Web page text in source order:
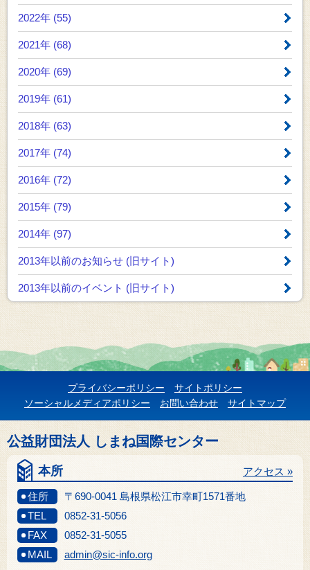
2022年 (55)
2021年 (68)
2020年 (69)
2019年 (61)
2018年 (63)
2017年 (74)
2016年 (72)
2015年 (79)
2014年 (97)
2013年以前のお知らせ (旧サイト)
2013年以前のイベント (旧サイト)
プライバシーポリシー
サイトポリシー
ソーシャルメディアポリシー
お問い合わせ サイトマップ
公益財団法人 しまね国際センター
本所
住所 〒690-0041 島根県松江市幸町1571番地
アクセス »
TEL
0852-31-5056
FAX
0852-31-5055
MAIL
admin@sic-info.org